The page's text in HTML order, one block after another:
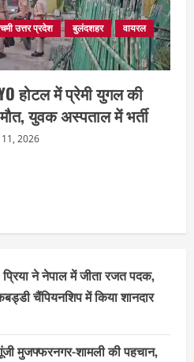
उत्तर प्रदेश बुलंदशहर
वायरल
होटल में प्रेमी युगल की
युवक अस्पताल में भर्ती
11, 2026
ने नेपाल में जीता रजत पदक,
चैंपियनशिप में किया शानदार
मुजफ्फरनगर-शामली की पहचान,